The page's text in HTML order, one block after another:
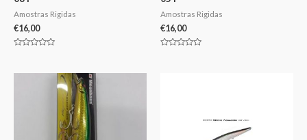
Amostras Rigidas
€16,00
Amostras Rigidas
€16,00